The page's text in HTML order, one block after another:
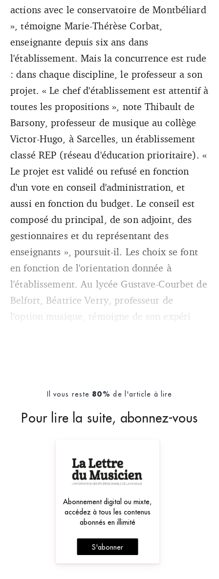
actions avec le conservatoire de Montbéliard
», témoigne Marie-Thérèse Corbat,
enseignante depuis six ans dans
l'établissement. Mais la concurrence est rude
: dans chaque discipline, le professeur a son
projet. « Le chef d'établissement est attentif à
toutes les propositions », note Thibault de
Barsony, professeur de musique au collège
Victor-Hugo, à Sarcelles, un établissement
classé REP (réseau d'éducation prioritaire). «
Le projet est validé ou refusé en fonction
d'un vote en conseil d'administration, et
aussi en fonction du budget. Le conseil est
composé du principal, de son adjoint, des
gestionnaires et du représentant des
enseignants », poursuit-il. Les choix se font
en fonction de l'orientation donnée à
l'établissement. Au lycée Gustave-Courbet de
Belfort, Béatrice Verry, professeur de
l'option musique, témoigne de son expéri
Il vous reste 80% de l'article à lire
Pour lire la suite, abonnez-vous
Abonnement digital ou mixte,
accédez à tous les contenus
abonnés en illimité
S'abonner